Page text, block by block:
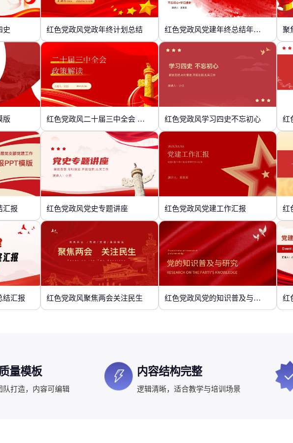
史 红色党政风党政年终计划总结 红色党政风党建年终总结年终汇报 聚
版 红色党政风二十届三中全会 政策解读 红色党政风学习四史不忘初心 红
汇报 红色党政风党史专题讲座 红色党政风党建工作汇报 红
结汇报 红色党政风聚焦两会关注民生 红色党政风党的知识普及与研究
量模板
队打造，内容可编辑
内容结构完整
逻辑清晰，适合教学与培训场景